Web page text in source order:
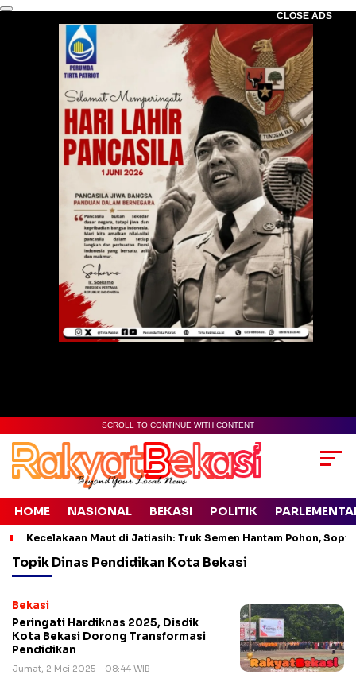
CLOSE ADS
SCROLL TO CONTINUE WITH CONTENT
HOME NASIONAL BEKASI POLITIK
Kecelakaan Maut di Jatiasih: Truk Semen Hantam Pohon,
Topik Dinas Pendidikan Kota Bekasi
Bekasi
Peringati Hardiknas 2025, Disdik
Kota Bekasi Dorong Transformasi
Pendidikan
Jumat, 2 Mei 2025 - 08:44 WIB